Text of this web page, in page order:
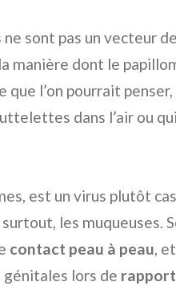
sont pas un vecteur
manière dont le
l’on pourrait penser,
dans l’air ou
est un virus plutôt
les muqueuses.
contact peau à peau,
lors de